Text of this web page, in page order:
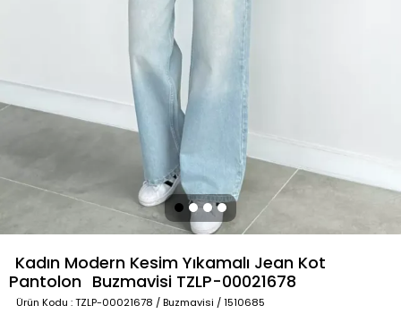
Kadın Modern Kesim Yıkamalı Jean Kot
Pantolon Buzmavisi TZLP-00021678
Ürün Kodu : TZLP-00021678 / Buzmavisi / 1510685